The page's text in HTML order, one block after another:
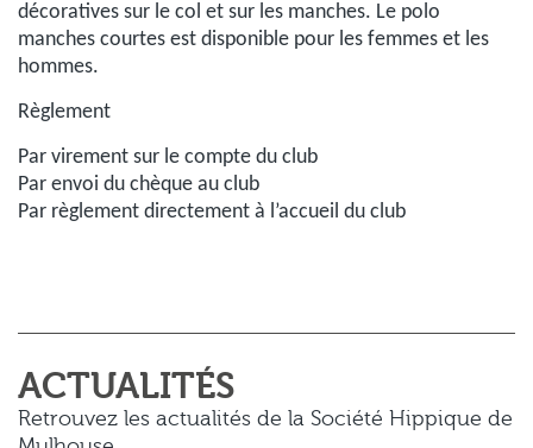
décoratives sur le col et sur les manches. Le polo
manches courtes est disponible pour les femmes et les
hommes.
Règlement
Par virement sur le compte du club
Par envoi du chèque au club
Par règlement directement à l’accueil du club
ACTUALITÉS
Retrouvez les actualités de la Société Hippique de